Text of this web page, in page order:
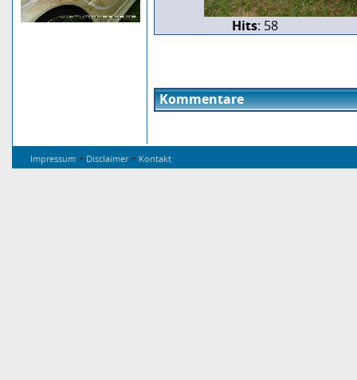
Hits: 58
Kommentare
Impressum - Disclaimer- Kontakt